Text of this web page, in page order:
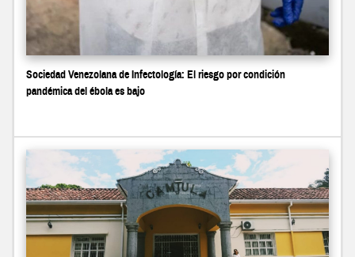
Sociedad Venezolana de Infectología: El riesgo por condición
pandémica del ébola es bajo